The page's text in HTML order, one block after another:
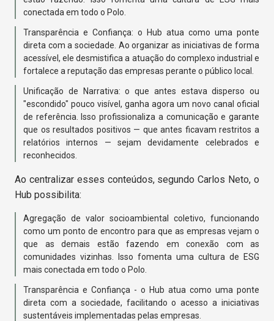
conectada em todo o Polo.
Transparência e Confiança: o Hub atua como uma ponte
direta com a sociedade. Ao organizar as iniciativas de forma
acessível, ele desmistifica a atuação do complexo industrial e
fortalece a reputação das empresas perante o público local.
Unificação de Narrativa: o que antes estava disperso ou
"escondido" pouco visível, ganha agora um novo canal oficial
de referência. Isso profissionaliza a comunicação e garante
que os resultados positivos — que antes ficavam restritos a
relatórios internos — sejam devidamente celebrados e
reconhecidos.
Ao centralizar esses conteúdos, segundo Carlos Neto, o
Hub possibilita:
Agregação de valor socioambiental coletivo, funcionando
como um ponto de encontro para que as empresas vejam o
que as demais estão fazendo em conexão com as
comunidades vizinhas. Isso fomenta uma cultura de ESG
mais conectada em todo o Polo.
Transparência e Confiança - o Hub atua como uma ponte
direta com a sociedade, facilitando o acesso a iniciativas
sustentáveis implementadas pelas empresas.